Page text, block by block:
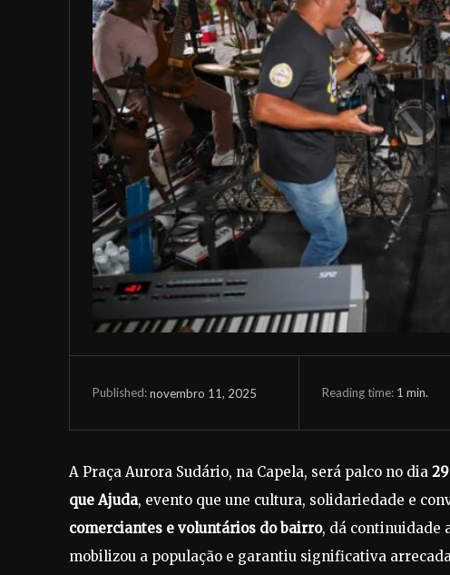
Published:novembro 11, 2025 Reading time: 1 min.
A Praça Aurora Sudário, na Capela, será palco no dia
que Ajuda, evento que une cultura, solidariedade e
comerciantes e voluntários do bairro, dá continuidade
mobilizou a população e garantiu significativa